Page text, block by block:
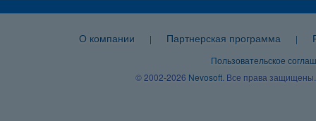
О компании | Партнерская программа |
Пользовательское
© 2002-2026 Nevosoft . Все права защищены